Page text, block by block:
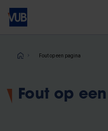
Overslaan
naar
inhoud
Fout op een pagina
Fout op